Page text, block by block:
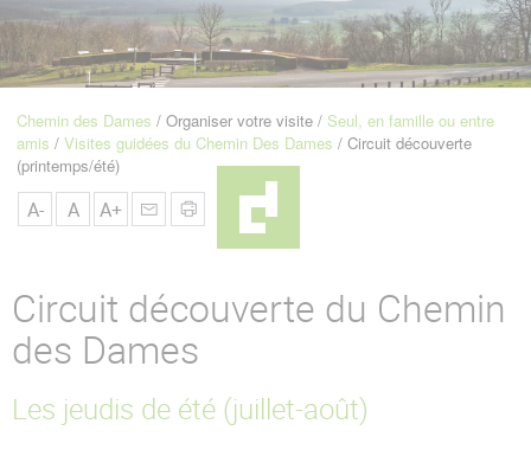
Navigation
Fil
d'Ariane
Chemin des Dames Organiser votre visite
Seul, en famille ou entre
amis
Visites guidées du Chemin Des Dames Circuit découverte
(printemps/été)
A- A A+
Circuit découverte du Chemin
des Dames
Les jeudis de été (juillet-août)